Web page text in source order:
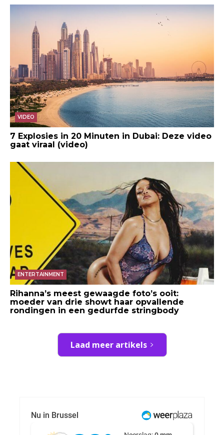
VIDEO
7 Explosies in 20 Minuten in Dubai: Deze video
gaat viraal (video)
ENTERTAINMENT
Rihanna’s meest gewaagde foto’s ooit:
moeder van drie showt haar opvallende
rondingen in een gedurfde stringbody
Laad meer artikels